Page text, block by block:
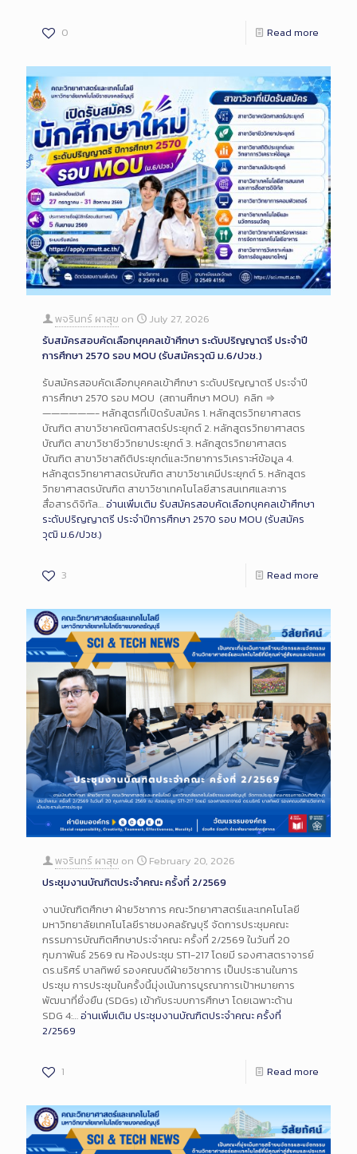
0 Read more
พจรินทร์ ผาสุข on
July 27, 2026
รับสมัครสอบคัดเลือกบุคคลเข้าศึกษา ระดับปริญญาตรี ประจำปี
การศึกษา 2570 รอบ MOU (รับสมัครวุฒิ ม.6/ปวช.)
รับสมัครสอบคัดเลือกบุคคลเข้าศึกษา ระดับปริญญาตรี ประจำปี
การศึกษา 2570 รอบ MOU (สถานศึกษา MOU) คลิก ⇒
——————- หลักสูตรที่เปิดรับสมัคร 1. หลักสูตรวิทยาศาสตร
บัณฑิต สาขาวิชาคณิตศาสตร์ประยุกต์ 2. หลักสูตรวิทยาศาสตร
บัณฑิต สาขาวิชาชีววิทยาประยุกต์ 3. หลักสูตรวิทยาศาสตร
บัณฑิต สาขาวิชาสถิติประยุกต์และวิทยาการวิเคราะห์ข้อมูล 4.
หลักสูตรวิทยาศาสตรบัณฑิต สาขาวิชาเคมีประยุกต์ 5. หลักสูตร
วิทยาศาสตรบัณฑิต สาขาวิชาเทคโนโลยีสารสนเทศและการ
สื่อสารดิจิทัล…อ่านเพิ่มเติม รับสมัครสอบคัดเลือกบุคคลเข้าศึกษา
ระดับปริญญาตรี ประจำปีการศึกษา 2570 รอบ MOU (รับสมัคร
วุฒิ ม.6/ปวช.)
3 Read more
พจรินทร์ ผาสุข on
February 20, 2026
ประชุมงานบัณฑิตประจำคณะ ครั้งที่ 2/2569
งานบัณฑิตศึกษา ฝ่ายวิชาการ คณะวิทยาศาสตร์และเทคโนโลยี
มหาวิทยาลัยเทคโนโลยีราชมงคลธัญบุรี จัดการประชุมคณะ
กรรมการบัณฑิตศึกษาประจำคณะ ครั้งที่ 2/2569 ในวันที่ 20
กุมภาพันธ์ 2569 ณ ห้องประชุม ST1-217 โดยมี รองศาสตราจารย์
ดร.นริศร์ บาลทิพย์ รองคณบดีฝ่ายวิชาการ เป็นประธานในการ
ประชุม การประชุมในครั้งนี้มุ่งเน้นการบูรณาการเป้าหมายการ
พัฒนาที่ยั่งยืน (SDGs) เข้ากับระบบการศึกษา โดยเฉพาะด้าน
SDG 4:…อ่านเพิ่มเติม ประชุมงานบัณฑิตประจำคณะ ครั้งที่
2/2569
1 Read more